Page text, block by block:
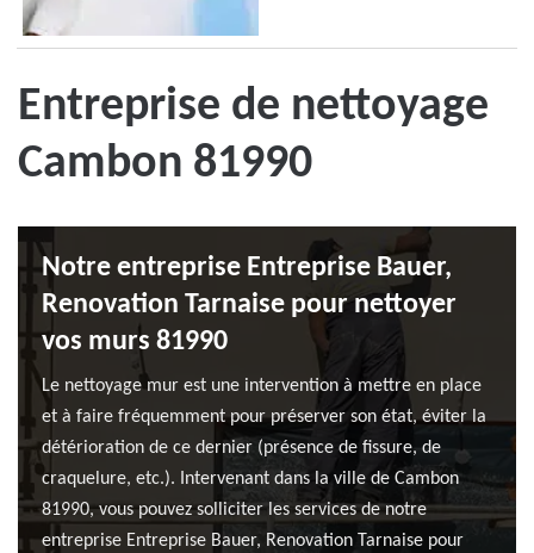
Entreprise de nettoyage
Cambon 81990
Notre entreprise Entreprise Bauer,
Renovation Tarnaise pour nettoyer
vos murs 81990
Le nettoyage mur est une intervention à mettre en place
et à faire fréquemment pour préserver son état, éviter la
détérioration de ce dernier (présence de fissure, de
craquelure, etc.). Intervenant dans la ville de Cambon
81990, vous pouvez solliciter les services de notre
entreprise Entreprise Bauer, Renovation Tarnaise pour